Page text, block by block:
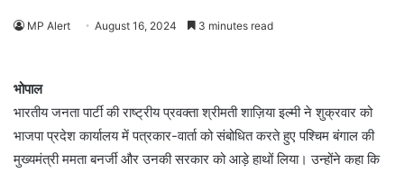
MP Alert August 16, 2024 3 minutes read
भोपाल
भारतीय जनता पार्टी की राष्ट्रीय प्रवक्ता श्रीमती शाज़िया इल्मी ने शुक्रवार को
भाजपा प्रदेश कार्यालय में पत्रकार-वार्ता को संबोधित करते हुए पश्चिम बंगाल की
मुख्यमंत्री ममता बनर्जी और उनकी सरकार को आड़े हाथों लिया। उन्होंने कहा कि